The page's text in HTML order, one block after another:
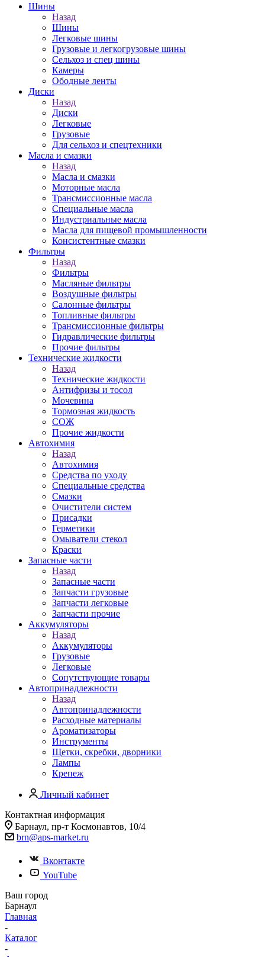
Шины
Назад
Шины
Легковые шины
Грузовые и легкогрузовые шины
Сельхоз и спец шины
Камеры
Ободные ленты
Диски
Назад
Диски
Легковые
Грузовые
Для сельхоз и спецтехники
Масла и смазки
Назад
Масла и смазки
Моторные масла
Трансмиссионные масла
Специальные масла
Индустриальные масла
Масла для пищевой промышленности
Консистентные смазки
Фильтры
Назад
Фильтры
Масляные фильтры
Воздушные фильтры
Салонные фильтры
Топливные фильтры
Трансмиссионные фильтры
Гидравлические фильтры
Прочие фильтры
Технические жидкости
Назад
Технические жидкости
Антифризы и тосол
Мочевина
Тормозная жидкость
СОЖ
Прочие жидкости
Автохимия
Назад
Автохимия
Средства по уходу
Специальные средства
Смазки
Очистители систем
Присадки
Герметики
Омыватели стекол
Краски
Запасные части
Назад
Запасные части
Запчасти грузовые
Запчасти легковые
Запчасти прочие
Аккумуляторы
Назад
Аккумуляторы
Грузовые
Легковые
Сопутствующие товары
Автопринадлежности
Назад
Автопринадлежности
Расходные материалы
Ароматизаторы
Инструменты
Щетки, скребки, дворники
Лампы
Крепеж
Личный кабинет
Контактная информация
Барнаул, пр-т Космонавтов, 10/4
brn@aps-market.ru
Вконтакте
YouTube
Ваш город
Барнаул
Главная
-
Каталог
-